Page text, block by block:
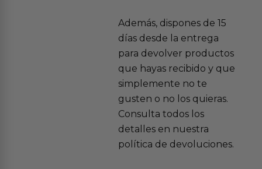
Además, dispones de 15
días desde la entrega
para devolver productos
que hayas recibido y que
simplemente no te
gusten o no los quieras.
Consulta todos los
detalles en nuestra
política de devoluciones.